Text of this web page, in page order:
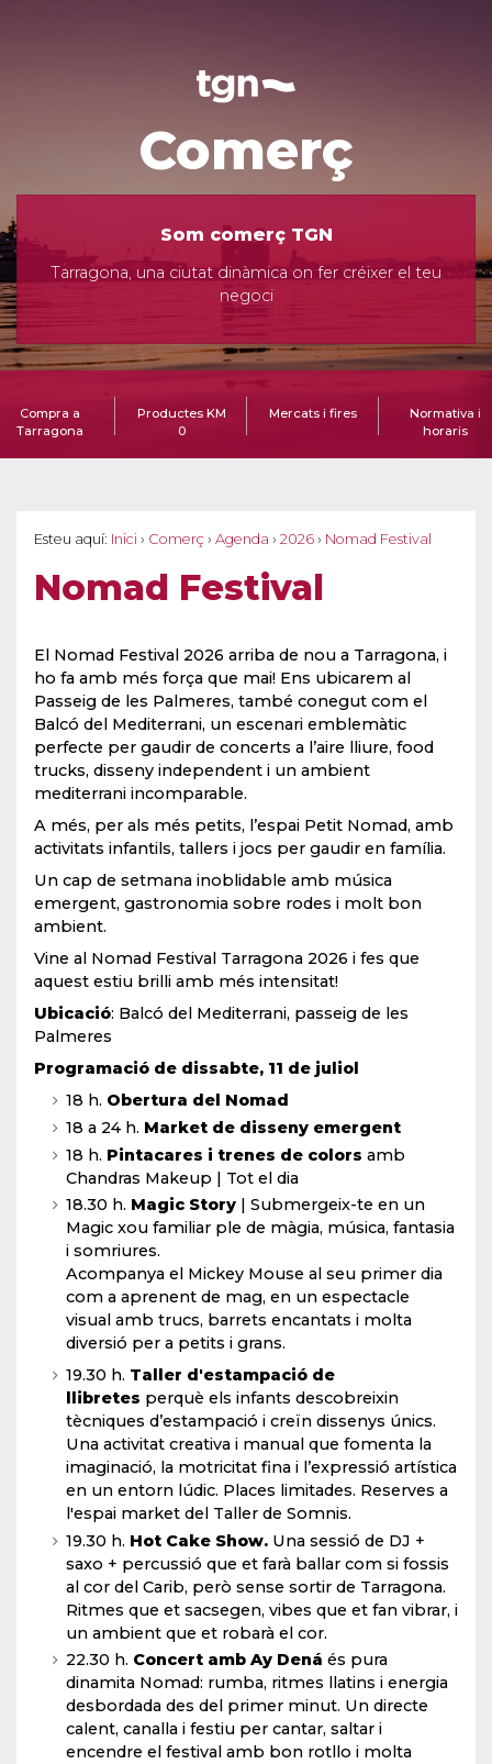
Comerç
Som comerç TGN
Tarragona, una ciutat dinàmica on fer créixer el teu
negoci
Compra a
Tarragona
Productes KM
0
Mercats i fires
Normativa i
horaris
Esteu aquí: Inici › Comerç › Agenda › 2026 › Nomad Festival
Nomad Festival
El Nomad Festival 2026 arriba de nou a Tarragona, i
ho fa amb més força que mai! Ens ubicarem al
Passeig de les Palmeres, també conegut com el
Balcó del Mediterrani, un escenari emblemàtic
perfecte per gaudir de concerts a l’aire lliure, food
trucks, disseny independent i un ambient
mediterrani incomparable.
​A més, per als més petits, l’espai Petit Nomad, amb
activitats infantils, tallers i jocs per gaudir en família.
Un cap de setmana inoblidable amb música
emergent, gastronomia sobre rodes i molt bon
ambient.
Vine al Nomad Festival Tarragona 2026 i fes que
aquest estiu brilli amb més intensitat!
Ubicació: Balcó del Mediterrani, passeig de les
Palmeres​​​
Programació de dissabte, 11 de juliol
18 h. Obertura del Nomad
18 a 24 h. Market de disseny emergent​​
​18 h. Pintacares i trenes de colors amb
Chandras Makeup | Tot el dia
​18.30 h. Magic Story| Submergeix-te en un
Magic xou familiar ple de màgia, música, fantasia
i somriures.
Acompanya el Mickey Mouse al seu primer dia
com a aprenent de mag, en un espectacle
visual amb trucs, barrets encantats i molta
diversió per a petits i grans.
​19.30 h. Taller d'estampació de
llibretes perquè els infants descobreixin
tècniques d’estampació i creïn dissenys únics.
Una activitat creativa i manual que fomenta la
imaginació, la motricitat fina i l’expressió artística
en un entorn lúdic. Places limitades. Reserves a
l'espai market del Taller de Somnis.
19.30 h. Hot Cake Show.Una sessió de DJ +
saxo + percussió que et farà ballar com si fossis
al cor del Carib, però sense sortir de Tarragona.
Ritmes que et sacsegen, vibes que et fan vibrar, i
un ambient que et robarà el cor.
22.30 h. Concert amb Ay Dená és pura
dinamita Nomad: rumba, ritmes llatins i energia
desbordada des del primer minut. Un directe
calent, canalla i festiu per cantar, saltar i
encendre el festival amb bon rotllo i molta